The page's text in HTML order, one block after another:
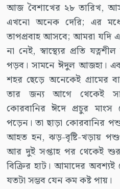
আজ বৈশাখের ২৮ তারিখ,
এখনো অনেক দেরি; এর
তাপপ্রবাহ আসবে; আমরা যদি
না নেই, স্বাস্থ্যের প্রতি
পড়ব। সামনে ঈদুল আজহা।
শহর ছেড়ে অনেকেই গ্রামের
তার জন্য আগে থেকেই
কোরবানির ঈদে প্রচুর
পড়েন। তা ছাড়া কোরবানির
আহত হন, ঝড়-বৃষ্টি-খড়ায়
আর দুই সপ্তাহ পর থেকেই
বিক্রির হাট। আমাদের
যতটা সম্ভব যেন কম কষ্ট পায়।